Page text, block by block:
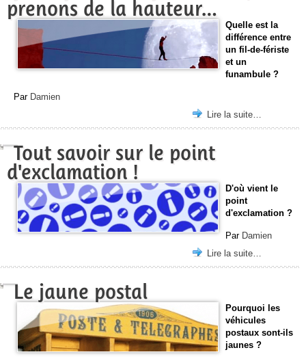
prenons de la hauteur…
Quelle est la
différence entre
un fil-de-fériste
et un
funambule ?
Par Damien
Lire la suite…
Tout savoir sur le point
d'exclamation !
D'où vient le
point
d'exclamation ?
Par Damien
Lire la suite…
Le jaune postal
Pourquoi les
véhicules
postaux sont-ils
jaunes ?